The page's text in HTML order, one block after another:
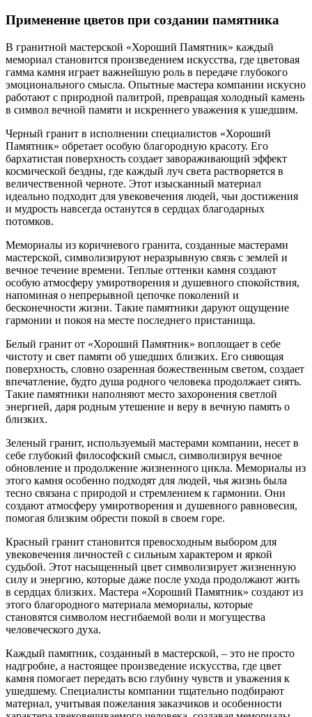
Применение цветов при создании памятника
В гранитной мастерской «Хороший Памятник» каждый
мемориал становится произведением искусства, где цветовая
гамма камня играет важнейшую роль в передаче глубокого
эмоционального смысла. Опытные мастера компании искусно
работают с природной палитрой, превращая холодный камень
в символ вечной памяти и искреннего уважения к ушедшим.
Черный гранит в исполнении специалистов «Хороший
Памятник» обретает особую благородную красоту. Его
бархатистая поверхность создает завораживающий эффект
космической бездны, где каждый луч света растворяется в
величественной черноте. Этот изысканный материал
идеально подходит для увековечения людей, чьи достижения
и мудрость навсегда останутся в сердцах благодарных
потомков.
Мемориалы из коричневого гранита, созданные мастерами
мастерской, символизируют неразрывную связь с землей и
вечное течение времени. Теплые оттенки камня создают
особую атмосферу умиротворения и душевного спокойствия,
напоминая о непрерывной цепочке поколений и
бесконечности жизни. Такие памятники даруют ощущение
гармонии и покоя на месте последнего пристанища.
Белый гранит от «Хороший Памятник» воплощает в себе
чистоту и свет памяти об ушедших близких. Его сияющая
поверхность, словно озаренная божественным светом, создает
впечатление, будто душа родного человека продолжает сиять.
Такие памятники наполняют место захоронения светлой
энергией, даря родным утешение и веру в вечную память о
близких.
Зеленый гранит, используемый мастерами компании, несет в
себе глубокий философский смысл, символизируя вечное
обновление и продолжение жизненного цикла. Мемориалы из
этого камня особенно подходят для людей, чья жизнь была
тесно связана с природой и стремлением к гармонии. Они
создают атмосферу умиротворения и душевного равновесия,
помогая близким обрести покой в своем горе.
Красный гранит становится превосходным выбором для
увековечения личностей с сильным характером и яркой
судьбой. Этот насыщенный цвет символизирует жизненную
силу и энергию, которые даже после ухода продолжают жить
в сердцах близких. Мастера «Хороший Памятник» создают из
этого благородного материала мемориалы, которые
становятся символом несгибаемой воли и могущества
человеческого духа.
Каждый памятник, созданный в мастерской, – это не просто
надгробие, а настоящее произведение искусства, где цвет
камня помогает передать всю глубину чувств и уважения к
ушедшему. Специалисты компании тщательно подбирают
материал, учитывая пожелания заказчиков и особенности